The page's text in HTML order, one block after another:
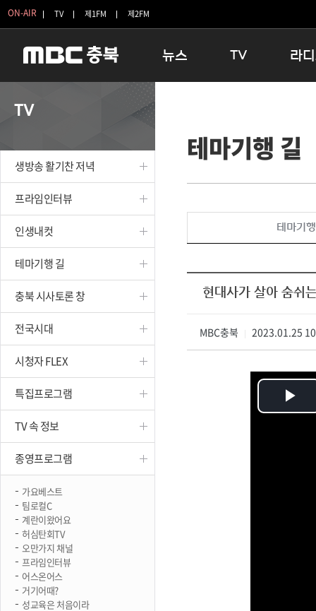
ON-AIR TV 제1FM 제2FM
뉴스
보은
옥천
TV
인생내컷
테마기행 길
시청자 FLEX
종영프로그램
라
16:00
우리 고
TV
생방송 활기찬 저녁
프라임인터뷰
인생내컷
테마기행 길
충북 시사토론 창
전국시대
시청자 FLEX
특집프로그램
TV 속 정보
종영프로그램
가요베스트
팀로컬C
계란이왔어요
허심탄회TV
오만가지 채널
프라임인터뷰
어스온어스
거기어때?
성교육은 처음이라
테마기행 길
테마기
현대사가 살아 숨쉬
MBC충북 2023.01.25